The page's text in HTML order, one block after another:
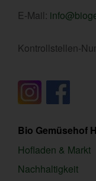
E-Mail:
Kontrollstellen-
Bio Gemüsehof
Hofladen & Markt
Nachhaltigkeit